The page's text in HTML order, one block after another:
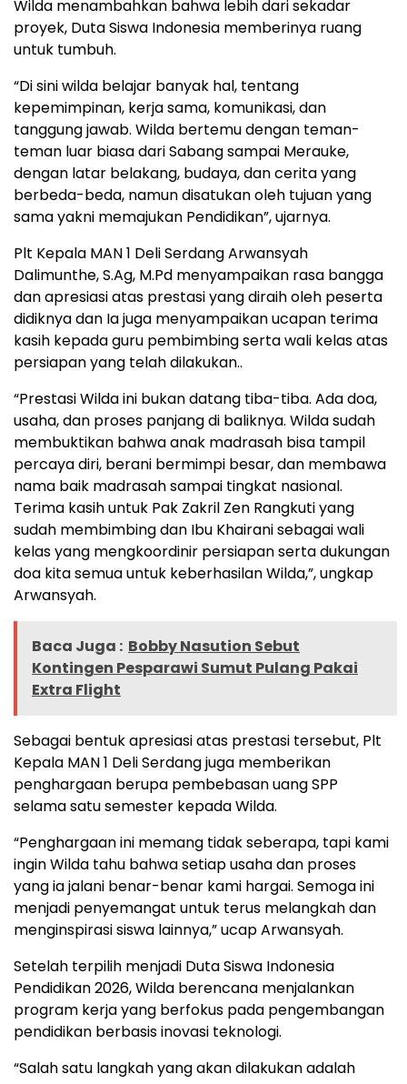
Wilda menambahkan bahwa lebih dari sekadar
proyek, Duta Siswa Indonesia memberinya ruang
untuk tumbuh.
“Di sini wilda belajar banyak hal, tentang
kepemimpinan, kerja sama, komunikasi, dan
tanggung jawab. Wilda bertemu dengan teman-
teman luar biasa dari Sabang sampai Merauke,
dengan latar belakang, budaya, dan cerita yang
berbeda-beda, namun disatukan oleh tujuan yang
sama yakni memajukan Pendidikan”, ujarnya.
Plt Kepala MAN 1 Deli Serdang Arwansyah
Dalimunthe, S.Ag, M.Pd menyampaikan rasa bangga
dan apresiasi atas prestasi yang diraih oleh peserta
didiknya dan Ia juga menyampaikan ucapan terima
kasih kepada guru pembimbing serta wali kelas atas
persiapan yang telah dilakukan..
“Prestasi Wilda ini bukan datang tiba-tiba. Ada doa,
usaha, dan proses panjang di baliknya. Wilda sudah
membuktikan bahwa anak madrasah bisa tampil
percaya diri, berani bermimpi besar, dan membawa
nama baik madrasah sampai tingkat nasional.
Terima kasih untuk Pak Zakril Zen Rangkuti yang
sudah membimbing dan Ibu Khairani sebagai wali
kelas yang mengkoordinir persiapan serta dukungan
doa kita semua untuk keberhasilan Wilda,”, ungkap
Arwansyah.
Baca Juga : Bobby Nasution Sebut
Kontingen Pesparawi Sumut Pulang Pakai
Extra Flight
Sebagai bentuk apresiasi atas prestasi tersebut, Plt
Kepala MAN 1 Deli Serdang juga memberikan
penghargaan berupa pembebasan uang SPP
selama satu semester kepada Wilda.
“Penghargaan ini memang tidak seberapa, tapi kami
ingin Wilda tahu bahwa setiap usaha dan proses
yang ia jalani benar-benar kami hargai. Semoga ini
menjadi penyemangat untuk terus melangkah dan
menginspirasi siswa lainnya,” ucap Arwansyah.
Setelah terpilih menjadi Duta Siswa Indonesia
Pendidikan 2026, Wilda berencana menjalankan
program kerja yang berfokus pada pengembangan
pendidikan berbasis inovasi teknologi.
“Salah satu langkah yang akan dilakukan adalah